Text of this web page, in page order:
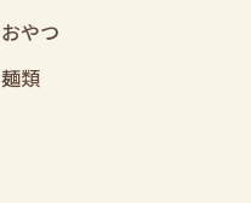
おやつ
麺類